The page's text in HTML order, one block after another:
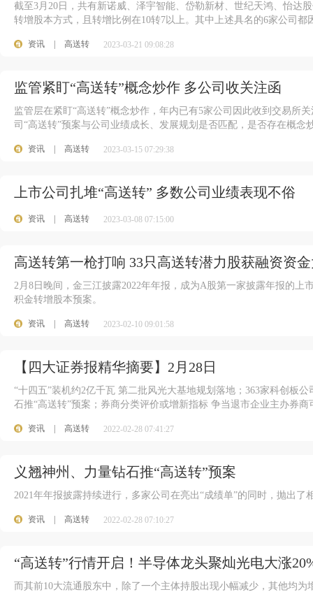
截至3月20日，共有新诺威、泽宇智能、岱勒新材、世纪天鸿、怡达
转增股本方式，且转增比例在10转7以上。其中上述具名的6家公司都
资讯 高送转 2023-03-21 09:08:28
监管紧盯“高送转”概念炒作 多公司收关注函
监管层在紧盯“高送转”概念炒作，年内已有5家公司因此收到交易所
司“高送转”预案与公司业绩成长、发展规划是否匹配，是否存在概念
资讯 高送转 2023-03-15 07:29:38
上市公司扎堆“高送转” 多数公司业绩表现不俗
资讯 高送转 2023-03-08 07:15:00
高送转第一枪打响 33只高送转潜力股获融资资
2月8日晚间，金三江披露2022年年报，成为A股第一家披露年报的
积金转增股本预案。
资讯 高送转 2023-02-10 09:01:58
【四大证券报精华摘要】2月28日
“十四五”装机约2亿千瓦 第二批风光大基地规划落地；363家科创板
石推“高送转”预案；券商分类评价或增新指标 争当退市企业主办券商
资讯 高送转 2022-02-28 07:41:27
义翘神州、力量钻石推“高送转”预案
2021年年报披露持续进行，多家公司在亮出“成绩单”的同时，抛出
资讯 高送转 2022-02-28 07:10:27
“高送转”行情开启！半导体龙头聚灿光电大涨
而其前10大流通股东中，除了一个主体持股出现小幅减少，其他均